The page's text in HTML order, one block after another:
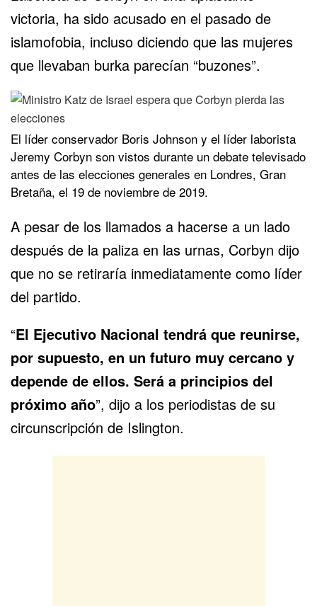
victoria, ha sido acusado en el pasado de
islamofobia, incluso diciendo que las mujeres
que llevaban burka parecían “buzones”.
El líder conservador Boris Johnson y el líder laborista
Jeremy Corbyn son vistos durante un debate televisado
antes de las elecciones generales en Londres, Gran
Bretaña, el 19 de noviembre de 2019.
A pesar de los llamados a hacerse a un lado
después de la paliza en las urnas, Corbyn dijo
que no se retiraría inmediatamente como líder
del partido.
“El Ejecutivo Nacional tendrá que reunirse,
por supuesto, en un futuro muy cercano y
depende de ellos. Será a principios del
próximo año”, dijo a los periodistas de su
circunscripción de Islington.